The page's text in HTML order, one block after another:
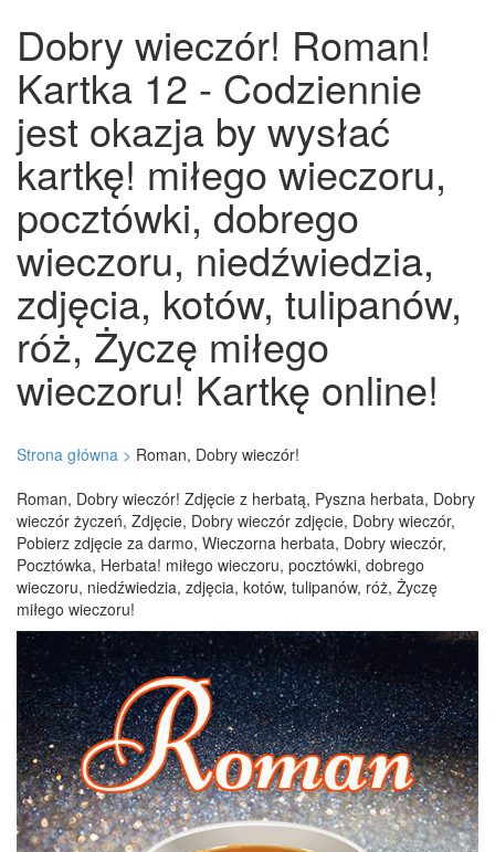
Dobry wieczór! Roman!
Kartka 12 - Codziennie
jest okazja by wysłać
kartkę! miłego wieczoru,
pocztówki, dobrego
wieczoru, niedźwiedzia,
zdjęcia, kotów, tulipanów,
róż, Życzę miłego
wieczoru! Kartkę online!
Strona główna > Roman, Dobry wieczór!
Roman, Dobry wieczór! Zdjęcie z herbatą, Pyszna herbata, Dobry
wieczór życzeń, Zdjęcie, Dobry wieczór zdjęcie, Dobry wieczór,
Pobierz zdjęcie za darmo, Wieczorna herbata, Dobry wieczór,
Pocztówka, Herbata! miłego wieczoru, pocztówki, dobrego
wieczoru, niedźwiedzia, zdjęcia, kotów, tulipanów, róż, Życzę
miłego wieczoru!